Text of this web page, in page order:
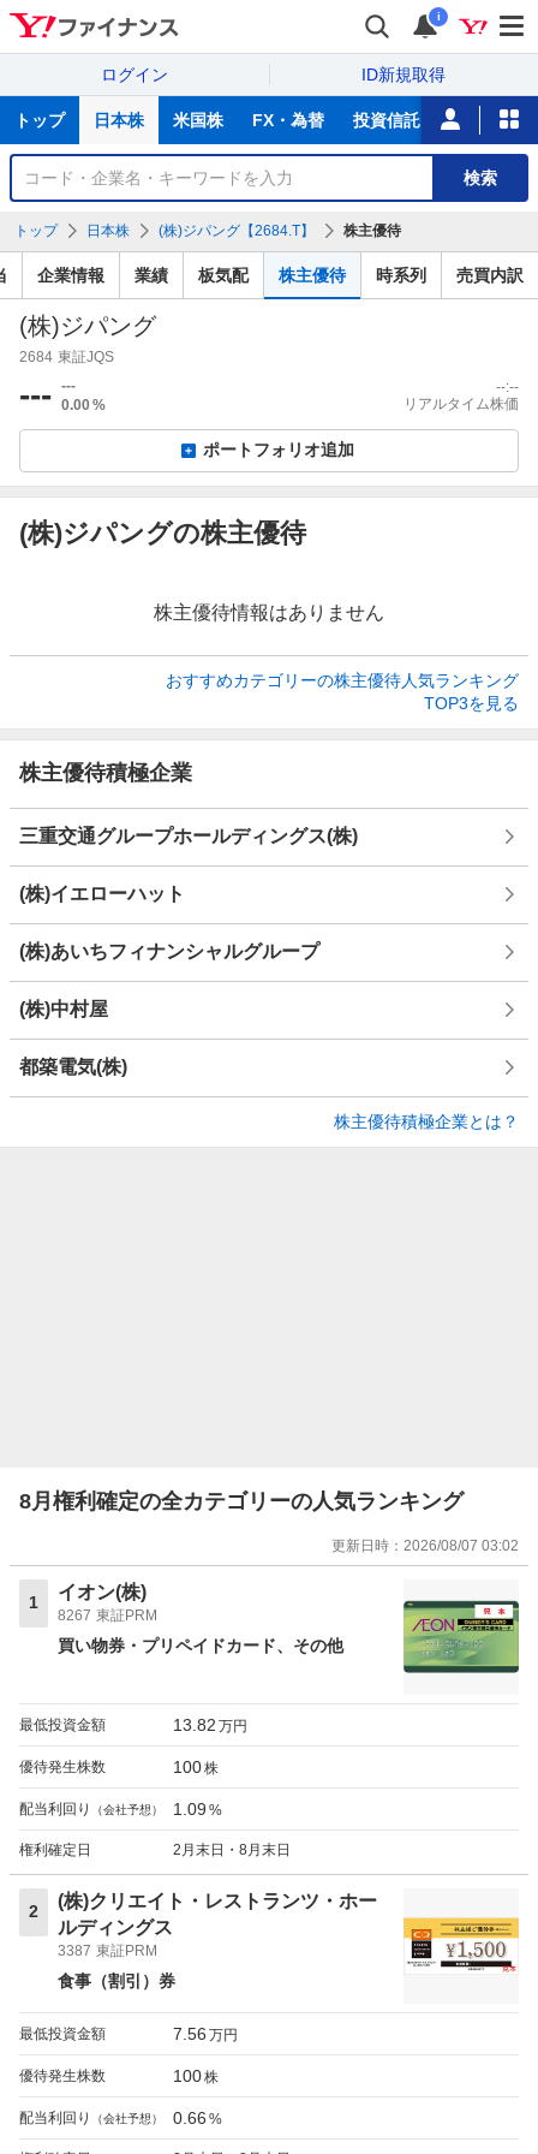
i
ログイン ID新規取得
サ
トップ 日本株 米国株 FX・為替 投資信託 ニュース
銘
検
検索
トップ 日本株 (株)ジパング【2684.T】 株主優待
企業情報 業績 板気配 株主優待 時系列 売買内訳
(株)ジパング
2684 東証JQS
--- ---
0.00%
--:--
リアルタイム株価
ポートフォリオ追加
(株)ジパングの株主優待
株主優待情報はありません
おすすめカテゴリーの株主優待人気ランキング
TOP3を見る
株主優待積極企業
三重交通グループホールディングス(株)
(株)イエローハット
(株)あいちフィナンシャルグループ
(株)中村屋
都築電気(株)
株主優待積極企業とは？
8月権利確定の全カテゴリーの人気ランキング
更新日時： 2026/08/07 03:02
1
イオン(株)
8267 東証PRM
買い物券・プリペイドカード その他
最低投資金額 13.82 万円
優待発生株数 100株
配当利回り （会社予想） 1.09 %
権利確定日 2月末日・8月末日
2
(株)クリエイト・レストランツ・ホー
ルディングス
3387 東証PRM
食事（割引）券
最低投資金額 7.56 万円
優待発生株数 100株
配当利回り （会社予想） 0.66 %